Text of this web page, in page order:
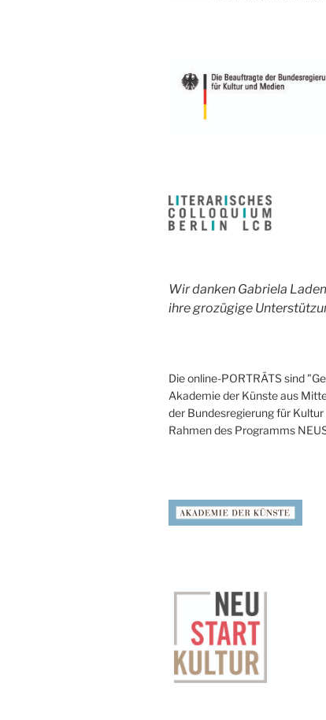
Wir danken Gabriela
ihre grozügige
Die online-PORTRÄTS sind
Akademie der Künste aus
der Bundesregierung für
Rahmen des Programms